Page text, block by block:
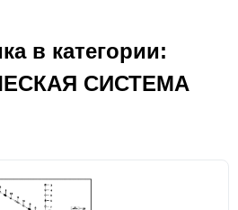
в категории:
СИСТЕМА